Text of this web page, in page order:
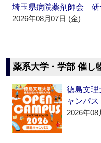
埼玉県病院薬剤師会
2026年08月07日 (金)
薬系大学・学部 催し
徳島文
ャンパ
2026年08